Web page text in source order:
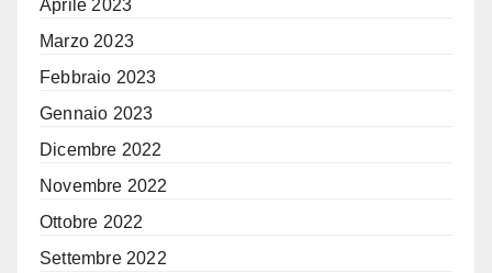
Aprile 2023
Marzo 2023
Febbraio 2023
Gennaio 2023
Dicembre 2022
Novembre 2022
Ottobre 2022
Settembre 2022